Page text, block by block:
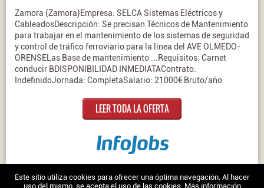
Zamora (Zamora)Empresa: SELCA Sistemas Eléctricos y
CableadosDescripción: Se precisan Técnicos de Mantenimiento
para trabajar en el mantenimiento de los sistemas de seguridad
y control de tráfico ferroviario para la linea del AVE OLMEDO-
ORENSELas Base de mantenimiento ...Requisitos: Carnet
conducir BDISPONIBILIDAD INMEDIATAContrato:
IndefinidoJornada: CompletaSalario: 21000€ Bruto/año
LEER TODA LA OFERTA
Nosotros|Contacto| Ofertas en Twitter|Aviso legal|Política de
Este sitio utiliza cookies para ofrecer una óptima navegación. Al hacer
uso del mismo, se acepta el uso de las cookies. Más información